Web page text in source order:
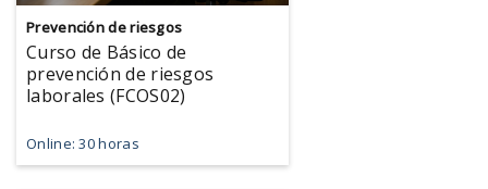
Prevención de riesgos
Curso de Básico de
prevención de riesgos
laborales (FCOS02)
Online: 30 horas